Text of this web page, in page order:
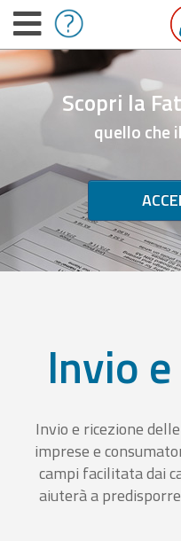
Scopri la
quello che
Invio
Invio e ricezione
imprese e
campi facilitata dai
aiuterà a